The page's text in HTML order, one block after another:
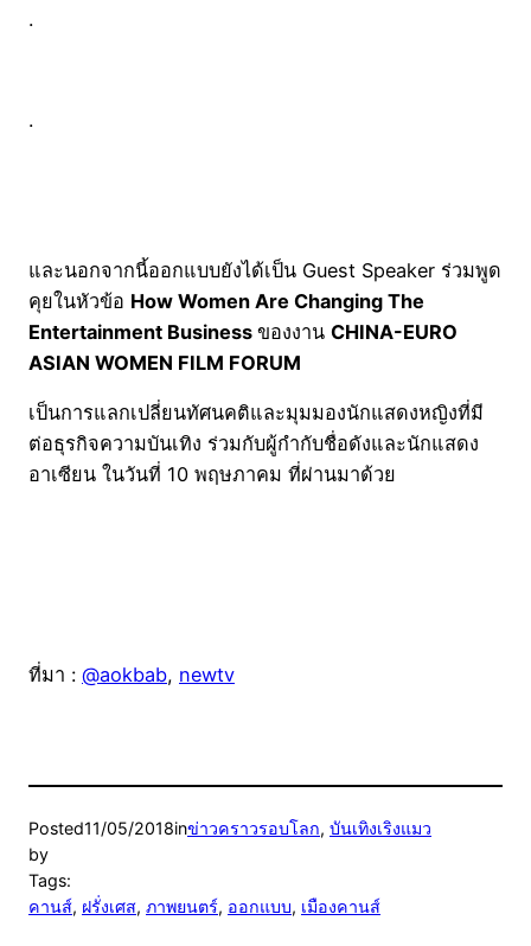
.
.
และนอกจากนี้ออกแบบยังได้เป็น Guest Speaker ร่วมพูด
คุยในหัวข้อ How Women Are Changing The
Entertainment Business ของงาน CHINA-EURO
ASIAN WOMEN FILM FORUM
เป็นการแลกเปลี่ยนทัศนคติและมุมมองนักแสดงหญิงที่มี
ต่อธุรกิจความบันเทิง ร่วมกับผู้กำกับชื่อดังและนักแสดง
อาเซียน ในวันที่ 10 พฤษภาคม ที่ผ่านมาด้วย
ที่มา : @aokbab, newtv
Posted11/05/2018inข่าวคราวรอบโลก, บันเทิงเริงแมว
by
Tags:
คานส์, ฝรั่งเศส, ภาพยนตร์, ออกแบบ, เมืองคานส์